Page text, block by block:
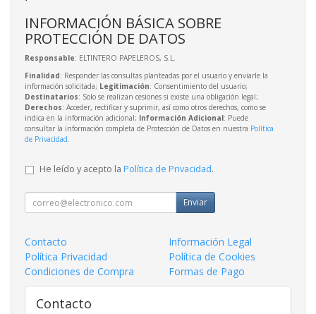
INFORMACIÓN BÁSICA SOBRE
PROTECCIÓN DE DATOS
Responsable: ELTINTERO PAPELEROS, S.L.
Finalidad: Responder las consultas planteadas por el usuario y enviarle la
información solicitada; Legitimación: Consentimiento del usuario;
Destinatarios: Solo se realizan cesiones si existe una obligación legal;
Derechos: Acceder, rectificar y suprimir, así como otros derechos, como se
indica en la información adicional; Información Adicional: Puede
consultar la información completa de Protección de Datos en nuestra Política
de Privacidad.
He leído y acepto la Política de Privacidad.
Enviar
Contacto
Información Legal
Política Privacidad
Política de Cookies
Condiciones de Compra
Formas de Pago
Contacto